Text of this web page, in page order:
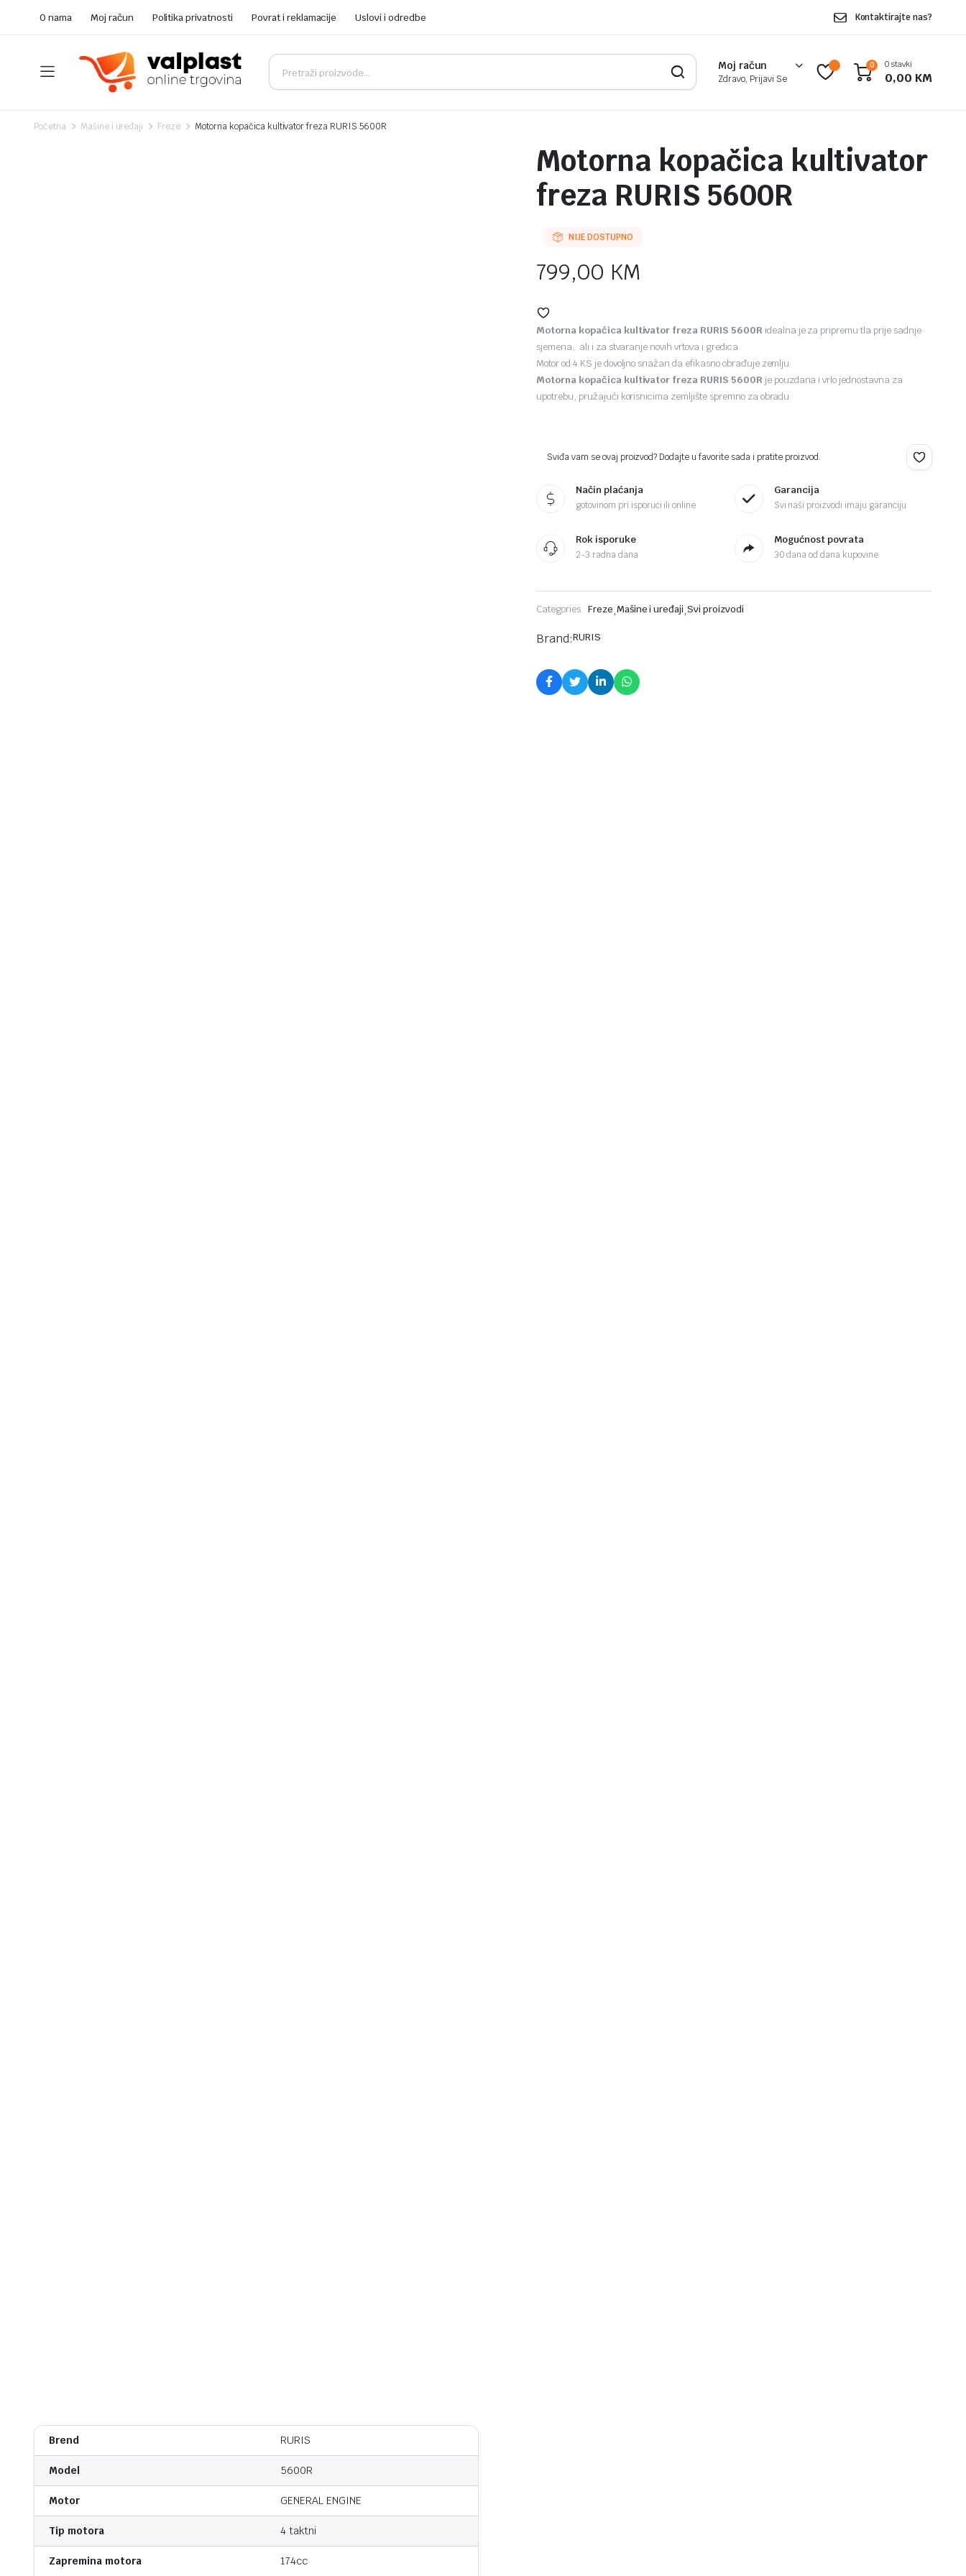
O nama Moj račun Politika privatnosti Povrat i reklamacije Uslovi i odredbe Kontaktirajte nas?
Moj račun
Zdravo, Prijavi Se
0 0 stavki
0,00 KM
Početna Mašine i uređaji Freze Motorna kopačica kultivator freza RURIS 5600R
Brend RURIS
Model 5600R
Motor GENERAL ENGINE
Tip motora 4 taktni
Zapremina motora 174cc
Motorna kopačica kultivator
freza RURIS 5600R
NIJE DOSTUPNO
799,00 KM
Motorna kopačica kultivator freza RURIS 5600R idealna je za pripremu tla prije sadnje
sjemena, ali i za stvaranje novih vrtova i gredica.
Motor od 4 KS je dovoljno snažan da efikasno obrađuje zemlju.
Motorna kopačica kultivator freza RURIS 5600R je pouzdana i vrlo jednostavna za
upotrebu, pružajući korisnicima zemljište spremno za obradu.
Sviđa vam se ovaj proizvod? Dodajte u favorite sada i pratite proizvod.
Način plaćanja
gotovinom pri isporuci ili online
Garancija
Svi naši proizvodi imaju garanciju
Rok isporuke
2-3 radna dana
Mogućnost povrata
30 dana od dana kupovine
Categories: Freze,Mašine i uređaji,Svi proizvodi
Brand:RURIS